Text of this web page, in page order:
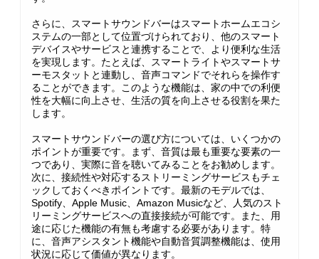
さらに、スマートサウンドバーはスマートホームエコシ
ステムの一部として位置づけられており、他のスマート
デバイスやサービスと連携することで、より便利な生活
を実現します。たとえば、スマートライトやスマートサ
ーモスタットと連動し、音声コマンドでそれらを操作す
ることができます。このような機能は、家の中での利便
性を大幅に向上させ、生活の質を向上させる役割を果た
します。
スマートサウンドバーの選び方については、いくつかの
ポイントが重要です。まず、音質は最も重要な要素の一
つであり、実際に音を聴いてみることをお勧めします。
次に、接続性や対応するストリーミングサービスもチェ
ックしておくべきポイントです。最新のモデルでは、
Spotify、Apple Music、Amazon Musicなど、人気のスト
リーミングサービスへの直接接続が可能です。また、用
途に応じた機能の有無も考慮する必要があります。特
に、音声アシスタント機能や自動音質調整機能は、使用
状況に応じて価値が異なります。